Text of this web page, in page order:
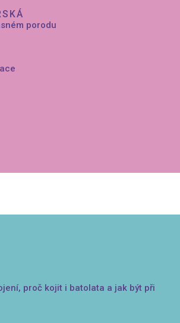
porodu
proč kojit i batolata a jak být při